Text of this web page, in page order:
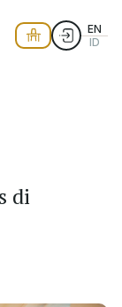
EN
ID
di